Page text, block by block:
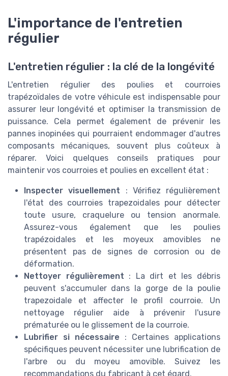
L'importance de l'entretien
régulier
L'entretien régulier : la clé de la longévité
L'entretien régulier des poulies et courroies
trapézoïdales de votre véhicule est indispensable pour
assurer leur longévité et optimiser la transmission de
puissance. Cela permet également de prévenir les
pannes inopinées qui pourraient endommager d'autres
composants mécaniques, souvent plus coûteux à
réparer. Voici quelques conseils pratiques pour
maintenir vos courroies et poulies en excellent état :
Inspecter visuellement : Vérifiez régulièrement
l'état des courroies trapezoidales pour détecter
toute usure, craquelure ou tension anormale.
Assurez-vous également que les poulies
trapézoidales et les moyeux amovibles ne
présentent pas de signes de corrosion ou de
déformation.
Nettoyer régulièrement : La dirt et les débris
peuvent s'accumuler dans la gorge de la poulie
trapezoidale et affecter le profil courroie. Un
nettoyage régulier aide à prévenir l'usure
prématurée ou le glissement de la courroie.
Lubrifier si nécessaire : Certaines applications
spécifiques peuvent nécessiter une lubrification de
l'arbre ou du moyeu amovible. Suivez les
recommandations du fabricant à cet égard.